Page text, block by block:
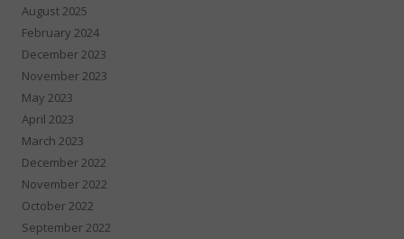
August 2025
February 2024
December 2023
November 2023
May 2023
April 2023
March 2023
December 2022
November 2022
October 2022
September 2022